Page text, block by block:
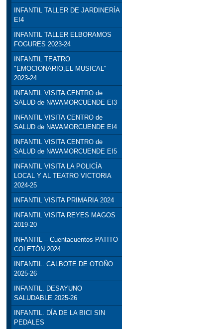
INFANTIL TALLER DE JARDINERÍA
EI4
INFANTIL TALLER ELBORAMOS
FOGURES 2023-24
INFANTIL TEATRO
"EMOCIONARIO,EL MUSICAL"
2023-24
INFANTIL VISITA CENTRO de
SALUD de NAVAMORCUENDE EI3
INFANTIL VISITA CENTRO de
SALUD de NAVAMORCUENDE EI4
INFANTIL VISITA CENTRO de
SALUD de NAVAMORCUENDE EI5
INFANTIL VISITA LA POLICÍA
LOCAL Y AL TEATRO VICTORIA
2024-25
INFANTIL VISITA PRIMARIA 2024
INFANTIL VISITA REYES MAGOS
2019-20
INFANTIL – Cuentacuentos PATITO
COLETÓN 2024
INFANTIL. CALBOTE DE OTOÑO
2025-26
INFANTIL. DESAYUNO
SALUDABLE 2025-26
INFANTIL. DÍA DE LA BICI SIN
PEDALES